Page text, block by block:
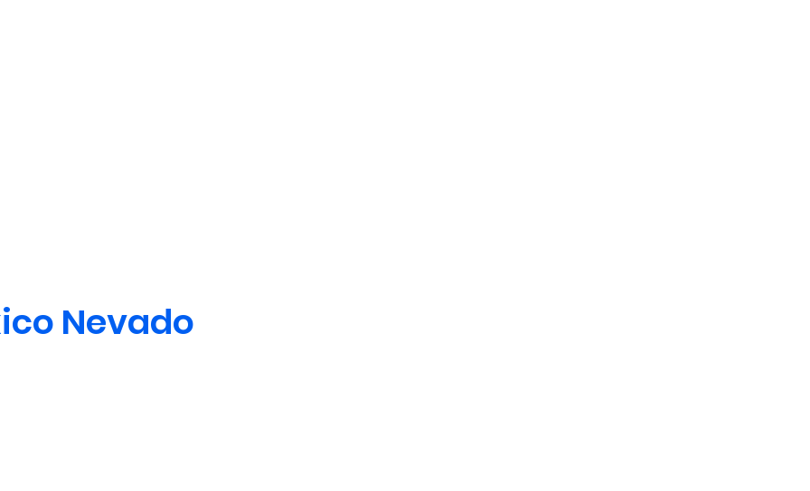
Nevado